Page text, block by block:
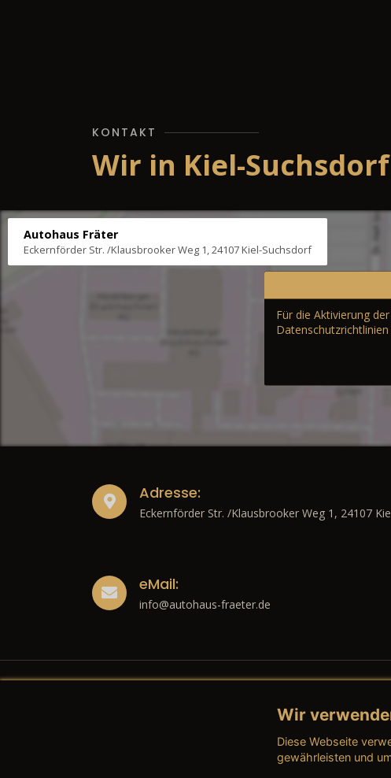
KONTAKT
Wir in Kiel-Suchsdorf
Autohaus Fräter
Eckernförder Str. /Klausbrooker Weg 1, 24107 Kiel-Suchsdorf
Für die Aktivierung
Adresse:
Eckernförder Str. /Klausbrooker Weg 1, 24107
eMail:
info@autohaus-fraeter.de
Rechtliches
→ Impressum
Wir
Diese Webseite
gewährleisten und